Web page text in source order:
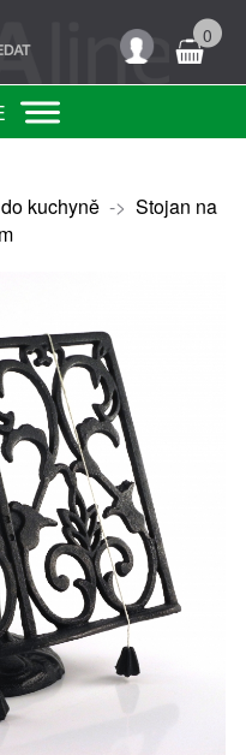
0
kuchyně-> Stojan na